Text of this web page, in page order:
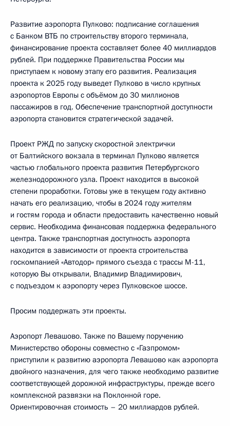
Развитие аэропорта Пулково: подписание соглашения
с Банком ВТБ по строительству второго терминала,
финансирование проекта составляет более 40 миллиардов
рублей. При поддержке Правительства России мы
приступаем к новому этапу его развития. Реализация
проекта к 2025 году выведет Пулково в число крупных
аэропортов Европы с объёмом до 30 миллионов
пассажиров в год. Обеспечение транспортной доступности
аэропорта становится стратегической задачей.
Проект РЖД по запуску скоростной электрички
от Балтийского вокзала в терминал Пулково является
частью глобального проекта развития Петербургского
железнодорожного узла. Проект находится в высокой
степени проработки. Готовы уже в текущем году активно
начать его реализацию, чтобы в 2024 году жителям
и гостям города и области предоставить качественно новый
сервис. Необходима финансовая поддержка федерального
центра. Также транспортная доступность аэропорта
находится в зависимости от проекта строительства
госкомпанией «Автодор» прямого съезда с трассы М-11,
которую Вы открывали, Владимир Владимирович,
с подъездом к аэропорту через Пулковское шоссе.
Просим поддержать эти проекты.
Аэропорт Левашово. Также по Вашему поручению
Министерство обороны совместно с «Газпромом»
приступили к развитию аэропорта Левашово как аэропорта
двойного назначения, для чего также необходимо развитие
соответствующей дорожной инфраструктуры, прежде всего
комплексной развязки на Поклонной горе.
Ориентировочная стоимость – 20 миллиардов рублей.